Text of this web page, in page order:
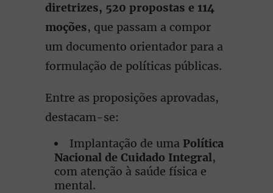
diretrizes, 520 propostas e 114
moções, que passam a compor
um documento orientador para a
formulação de políticas públicas.
Entre as proposições aprovadas,
destacam-se:
Implantação de uma Política
Nacional de Cuidado Integral,
com atenção à saúde física e
mental.